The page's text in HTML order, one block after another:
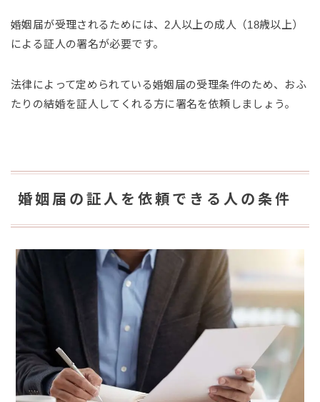
婚姻届が受理されるためには、2人以上の成人（18歳以上）
による証人の署名が必要です。
法律によって定められている婚姻届の受理条件のため、おふ
たりの結婚を証人してくれる方に署名を依頼しましょう。
婚姻届の証人を依頼できる人の条件